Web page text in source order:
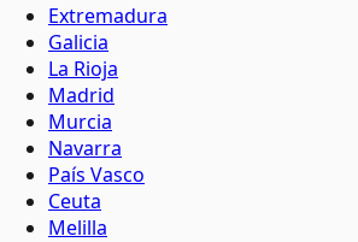
Extremadura
Galicia
La Rioja
Madrid
Murcia
Navarra
País Vasco
Ceuta
Melilla